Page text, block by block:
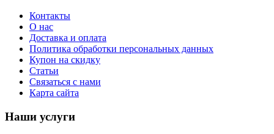
Контакты
О нас
Доставка и оплата
Политика обработки персональных данных
Купон на скидку
Статьи
Связаться с нами
Карта сайта
Наши услуги